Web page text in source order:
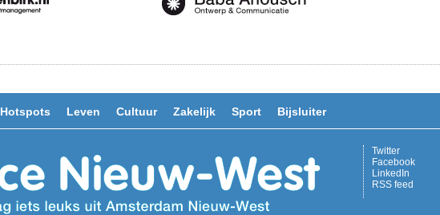
Hotspots Leven Cultuur Zakelijk Sport Bijsluiter
Twitter
Facebook
LinkedIn
RSS feed